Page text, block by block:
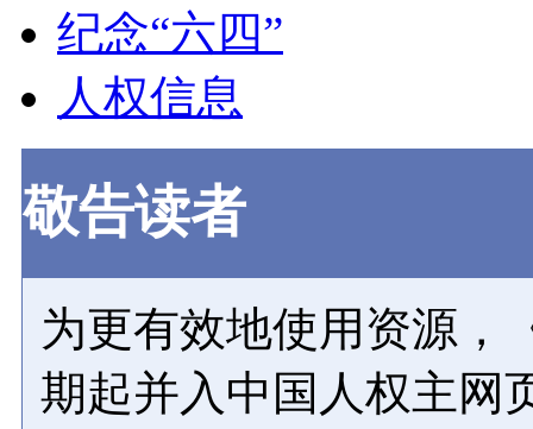
纪念“六四”
人权信息
敬告读者
为更有效地使用资源，
期起并入中国人权主网